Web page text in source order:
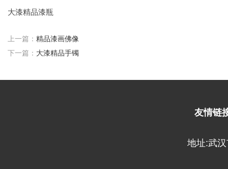
大漆精品漆瓶
上一篇： 精品漆画佛像
下一篇： 大漆精品手镯
友情链
地址:武